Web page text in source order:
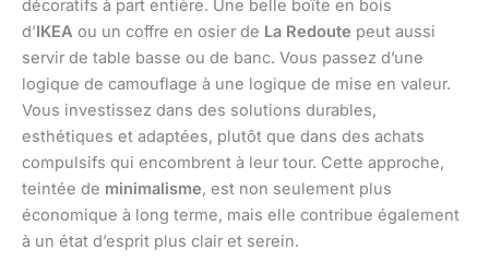
décoratifs à part entière. Une belle boîte en bois
d’IKEA ou un coffre en osier de La Redoute peut aussi
servir de table basse ou de banc. Vous passez d’une
logique de camouflage à une logique de mise en valeur.
Vous investissez dans des solutions durables,
esthétiques et adaptées, plutôt que dans des achats
compulsifs qui encombrent à leur tour. Cette approche,
teintée de minimalisme, est non seulement plus
économique à long terme, mais elle contribue également
à un état d’esprit plus clair et serein.